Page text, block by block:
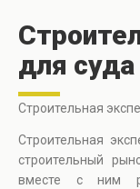
для
Строительная
Строительная
строительный
вместе с ним